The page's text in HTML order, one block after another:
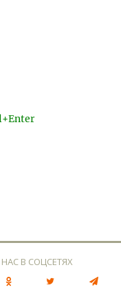
В СОЦСЕТЯХ